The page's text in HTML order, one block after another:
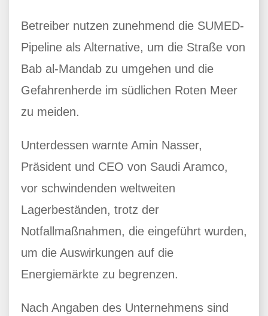
Betreiber nutzen zunehmend die SUMED-
Pipeline als Alternative, um die Straße von
Bab al-Mandab zu umgehen und die
Gefahrenherde im südlichen Roten Meer
zu meiden.
Unterdessen warnte Amin Nasser,
Präsident und CEO von Saudi Aramco,
vor schwindenden weltweiten
Lagerbeständen, trotz der
Notfallmaßnahmen, die eingeführt wurden,
um die Auswirkungen auf die
Energiemärkte zu begrenzen.
Nach Angaben des Unternehmens sind